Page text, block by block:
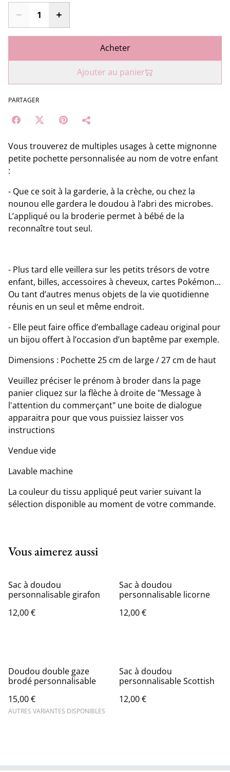
Acheter
Ajouter au panier
PARTAGER
Vous trouverez de multiples usages à cette mignonne
petite pochette personnalisée au nom de votre enfant
:
- Que ce soit à la garderie, à la crèche, ou chez la
nounou elle gardera le doudou à l’abri des microbes.
L’appliqué ou la broderie permet à bébé de la
reconnaître tout seul.
- Plus tard elle veillera sur les petits trésors de votre
enfant, billes, accessoires à cheveux, cartes Pokémon...
Ou tant d’autres menus objets de la vie quotidienne
réunis en un seul et même endroit.
- Elle peut faire office d’emballage cadeau original pour
un bijou offert à l’occasion d’un baptême par exemple.
Dimensions : Pochette 25 cm de large / 27 cm de haut
Veuillez préciser le prénom à broder dans la page
panier cliquez sur la flèche à droite de "Message à
l'attention du commerçant" une boite de dialogue
apparaitra pour que vous puissiez laisser vos
instructions
Vendue vide
Lavable machine
La couleur du tissu appliqué peut varier suivant la
sélection disponible au moment de votre commande.
Vous aimerez aussi
Sac à doudou
personnalisable girafon
12,00 €
Sac à doudou
personnalisable licorne
12,00 €
Doudou double gaze
brodé personnalisable
15,00 €
AUTRES VARIANTES DISPONIBLES
Sac à doudou
personnalisable Scottish
12,00 €